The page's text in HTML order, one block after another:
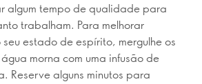
algum tempo de qualidade para
trabalham. Para melhorar
estado de espírito, mergulhe os
morna com uma infusão de
Reserve alguns minutos para